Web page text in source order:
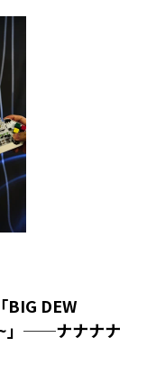
BIG DEW
」──ナナナナ